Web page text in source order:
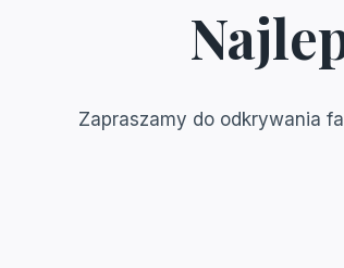
Zapraszamy do odkrywania